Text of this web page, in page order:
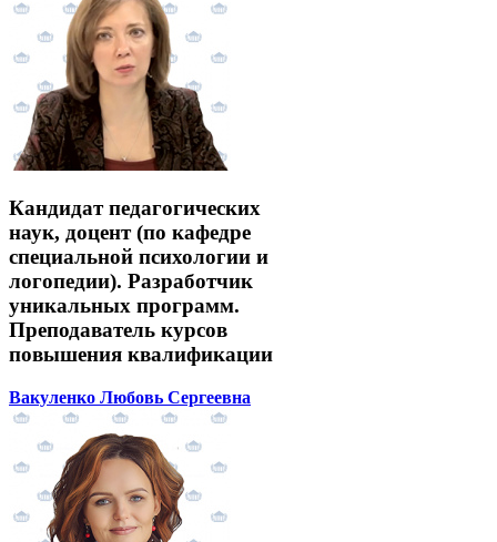
Кандидат педагогических
наук, доцент (по кафедре
специальной психологии и
логопедии). Разработчик
уникальных программ.
Преподаватель курсов
повышения квалификации
Вакуленко Любовь Сергеевна